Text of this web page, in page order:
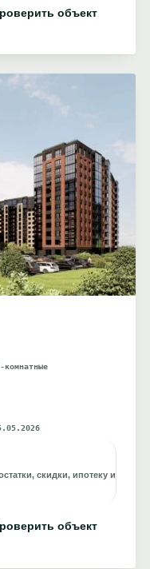
объект
скидки, ипотеку и
объект